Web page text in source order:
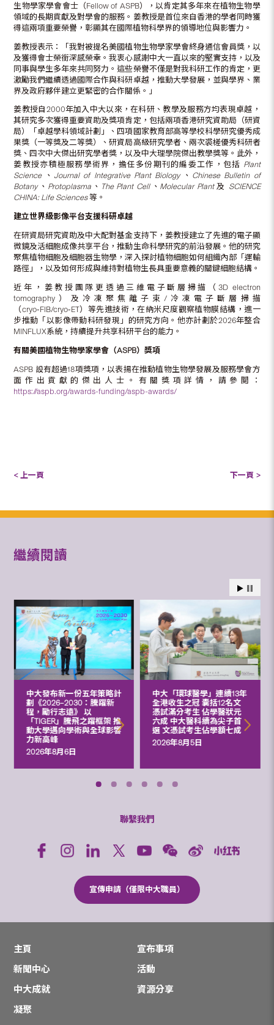
生物學家學會會士（Fellow of ASPB），以肯定其多年來在植物生物學
領域的長期貢獻及對學會的服務。姜教授是首位來自香港的學者同時獲
得這兩項重要榮譽，彰顯其在國際植物科學界的領導地位與影響力。
姜教授表示：「我對被提名美國植物生物學家學會終身通信會員獎，以
及獲得會士榮銜深感榮幸。我衷心感謝中大一直以來的堅實支持，以及
同事與學生多年來共同努力。這些榮譽不僅是對我科研工作的肯定，更
激勵我們繼續透過國際合作與科研卓越，推動大學發展，並與學界、業
界及政府夥伴建立更緊密的合作關係。」
姜教授自2000年加入中大以來，在科研、教學及服務方均表現卓越，
其研究多次獲得重要資助及獎項肯定，包括兩項香港研究資助局（研資
局）「卓越學科領域計劃」、四項國家教育部高等學校科學研究優秀成
果獎（一等獎及二等獎）、研資局高級研究學者、兩次裘槎優秀科研者
獎、四次中大傑出研究學者獎，以及中大理學院傑出教學獎等。此外，
姜教授亦積極服務學術界，擔任多份期刊的編委工作，包括 Plant
Science、Journal of Integrative Plant Biology、 Chinese Bulletin of
Botany、 Protoplasma、 The Plant Cell、 Molecular Plant及 SCIENCE
CHINA: Life Sciences等。
建立世界級影像平台支援科研卓越
在研資局研究資助及中大配對基金支持下，姜教授建立了先進的電子顯
微鏡及活細胞成像共享平台，推動生命科學研究的前沿發展。他的研究
聚焦植物細胞及細胞器生物學，深入探討植物細胞如何組織內部「運輸
路徑」，以及如何形成與維持對植物生長具重要意義的關鍵細胞結構。
近年，姜教授團隊更透過三維電子斷層掃描（3D electron
tomography）及冷凍聚焦離子束/冷凍電子斷層掃描
（cryo‑FIB/cryo‑ET）等先進技術，在納米尺度觀察植物膜結構，進一
步推動「以影像帶動科研發現」的研究方向。他亦計劃於2026年整合
MINFLUX系統，持續提升共享科研平台的能力。
有關美國植物生物學家學會（ASPB）獎項
ASPB 設有超過18項獎項，以表揚在推動植物生物學發展及服務學會方
面作出貢獻的傑出人士。有關獎項詳情，請參閲：
https://aspb.org/awards-funding/aspb-awards/
< 上一頁 下一頁 >
繼續閱讀
中大發布新一份五年策略計
劃《2026‒2030：騰躍新
程，勵行志遠》 以
「TIGER」騰飛之躍框架 推
動大學邁向學術與全球影響
力新高峰
2026年8月6日
中大「環球醫學」連續13年
全港收生之冠 囊括12名文
憑試滿分考生 佔學醫狀元
六成 中大醫科續為尖子首
選 文憑試考生佔學額七成
2026年8月5日
聯繫我們
宣傳申請（僅限中大職員）
主頁
宣布事項
新聞中心
活動
中大成就
資源分享
凝聚